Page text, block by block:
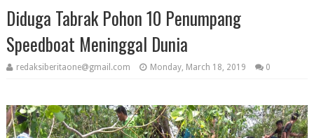
Diduga Tabrak Pohon 10 Penumpang
Speedboat Meninggal Dunia
redaksiberitaone@gmail.com Monday, March 18, 2019 0